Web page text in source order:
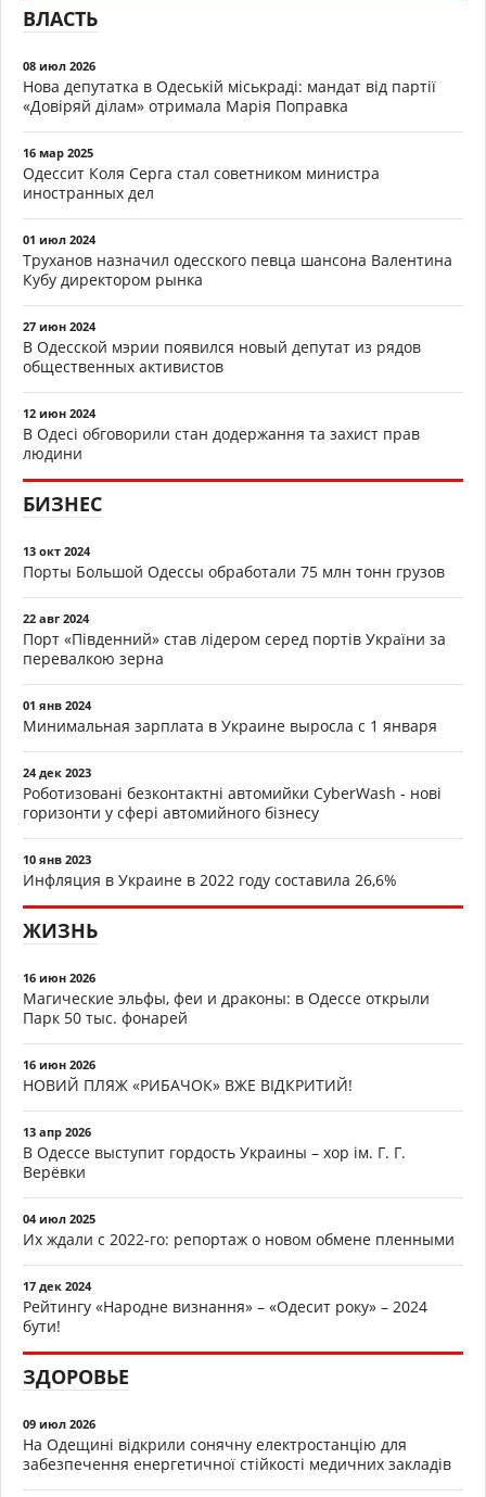
ВЛАСТЬ
08 июл 2026
Нова депутатка в Одеській міськраді: мандат від партії
«Довіряй ділам» отримала Марія Поправка
16 мар 2025
Одессит Коля Серга стал советником министра
иностранных дел
01 июл 2024
Труханов назначил одесского певца шансона Валентина
Кубу директором рынка
27 июн 2024
В Одесской мэрии появился новый депутат из рядов
общественных активистов
12 июн 2024
В Одесі обговорили стан додержання та захист прав
людини
БИЗНЕС
13 окт 2024
Порты Большой Одессы обработали 75 млн тонн грузов
22 авг 2024
Порт «Південний» став лідером серед портів України за
перевалкою зерна
01 янв 2024
Минимальная зарплата в Украине выросла с 1 января
24 дек 2023
Роботизовані безконтактні автомийки CyberWash - нові
горизонти у сфері автомийного бізнесу
10 янв 2023
Инфляция в Украине в 2022 году составила 26,6%
ЖИЗНЬ
16 июн 2026
Магические эльфы, феи и драконы: в Одессе открыли
Парк 50 тыс. фонарей
16 июн 2026
НОВИЙ ПЛЯЖ «РИБАЧОК» ВЖЕ ВІДКРИТИЙ!
13 апр 2026
В Одессе выступит гордость Украины – хор ім. Г. Г.
Верёвки
04 июл 2025
Их ждали с 2022-го: репортаж о новом обмене пленными
17 дек 2024
Рейтингу «Народне визнання» – «Одесит року» – 2024
бути!
ЗДОРОВЬЕ
09 июл 2026
На Одещині відкрили сонячну електростанцію для
забезпечення енергетичної стійкості медичних закладів